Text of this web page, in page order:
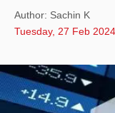
Author: Sachin K
Tuesday, 27 Feb